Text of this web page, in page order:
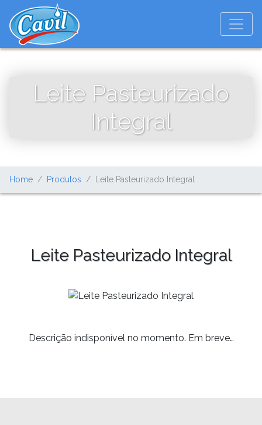
Leite Pasteurizado
Integral
Home Produtos Leite Pasteurizado Integral
Leite Pasteurizado Integral
Descrição indisponível no momento. Em breve…